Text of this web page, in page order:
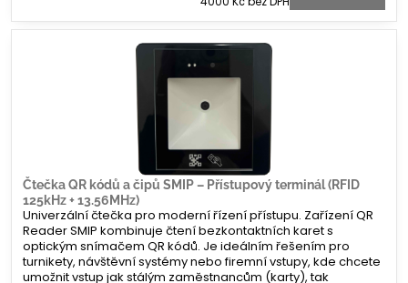
Čtečka QR kódů a čipů SMIP – Přístupový terminál (RFID
125kHz + 13.56MHz)
Univerzální čtečka pro moderní řízení přístupu. Zařízení QR
Reader SMIP kombinuje čtení bezkontaktních karet s
optickým snímačem QR kódů. Je ideálním řešením pro
turnikety, návštěvní systémy nebo firemní vstupy, kde chcete
umožnit vstup jak stálým zaměstnancům (karty), tak